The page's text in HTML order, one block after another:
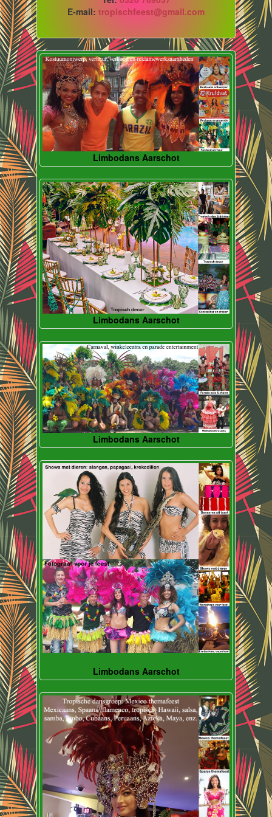
E-mail: tropischfeest@gmail.com
Limbodans Aarschot
Limbodans Aarschot
Limbodans Aarschot
Limbodans Aarschot